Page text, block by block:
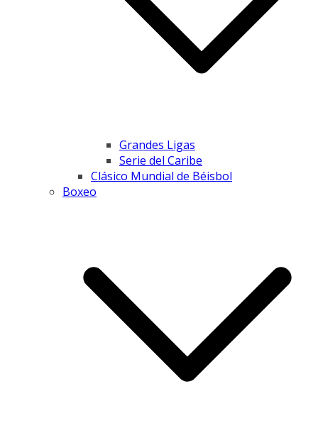
Grandes Ligas
Serie del Caribe
Clásico Mundial de Béisbol
Boxeo